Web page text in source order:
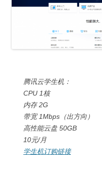
腾讯云学生机：
CPU 1核
内存 2G
带宽 1Mbps（出方向）
高性能云盘 50GB
10元/月
学生机订购链接